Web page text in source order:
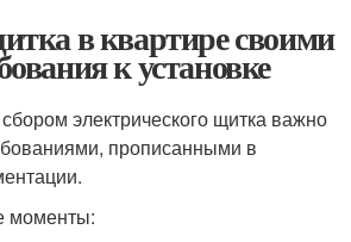
в квартире своими
к установке
электрического щитка важно
прописанными в
моменты: